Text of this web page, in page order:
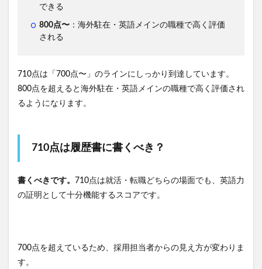
できる
800点〜 ：海外駐在・英語メインの職種で高く評価
される
710点は「700点〜」のラインにしっかり到達しています。
800点を超えると海外駐在・英語メインの職種で高く評価され
るようになります。
710点は履歴書に書くべき？
書くべきです。 710点は就活・転職どちらの場面でも、英語力
の証明として十分機能するスコアです。
700点を超えているため、採用担当者からの見え方が変わりま
す。